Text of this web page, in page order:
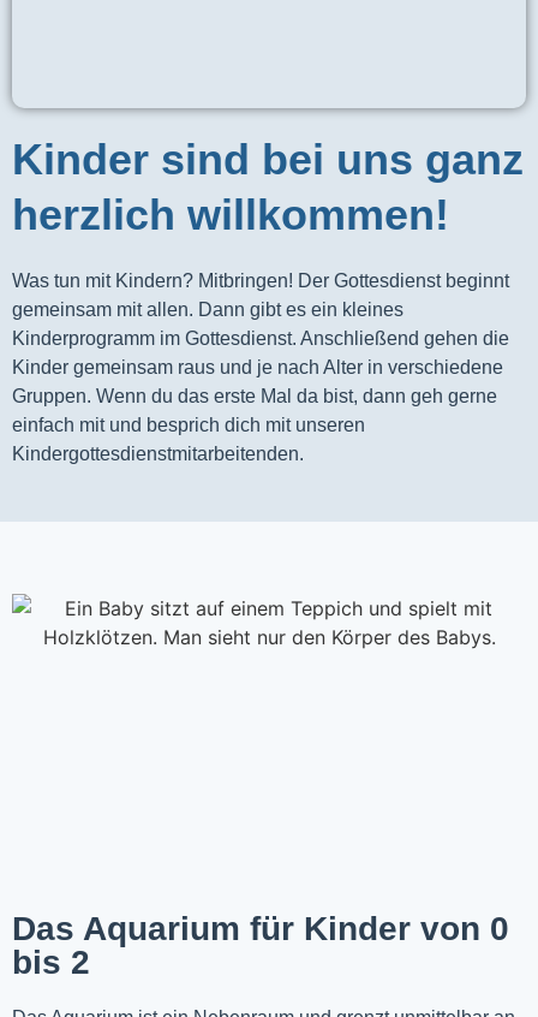
Kinder sind bei uns ganz
herzlich willkommen!
Was tun mit Kindern? Mitbringen! Der Gottesdienst beginnt
gemeinsam mit allen. Dann gibt es ein kleines
Kinderprogramm im Gottesdienst. Anschließend gehen die
Kinder gemeinsam raus und je nach Alter in verschiedene
Gruppen. Wenn du das erste Mal da bist, dann geh gerne
einfach mit und besprich dich mit unseren
Kindergottesdienstmitarbeitenden.
Das Aquarium für Kinder von 0
bis 2